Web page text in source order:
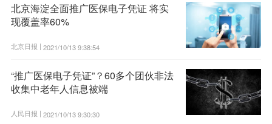
北京海淀全面推广医保电子凭证 将实
现覆盖率60%
北京日报 | 2021/10/13 9:38:54
“推广医保电子凭证”？60多个团伙非法
收集中老年人信息被端
人民日报 | 2021/10/13 9:30:30